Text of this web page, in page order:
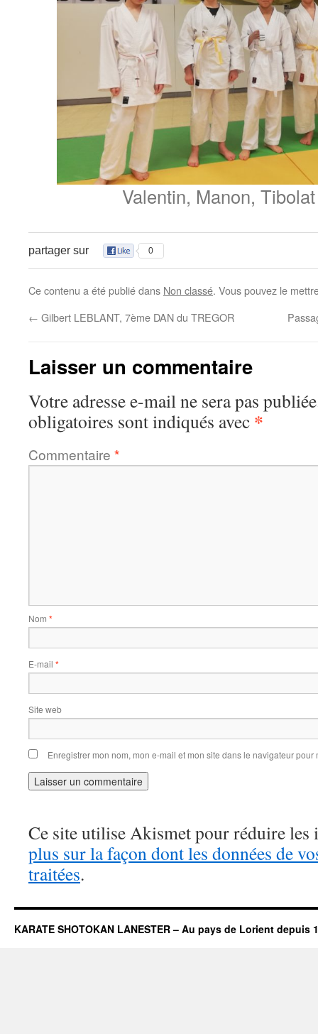
Valentin, Manon,
partager sur 0
Ce contenu a été publié dans Non classé. Vous pouvez le
← Gilbert LEBLANT, 7ème DAN du TREGOR
Laisser un commentaire
Votre adresse e-mail ne sera pas
obligatoires sont indiqués avec *
Commentaire *
Nom *
E-mail *
Site web
Enregistrer mon nom, mon e-mail et mon site dans le navigateur
Ce site utilise Akismet pour réduire les
plus sur la façon dont les données de
traitées.
KARATE SHOTOKAN LANESTER – Au pays de Lorient depuis